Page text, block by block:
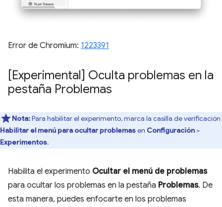
Error de Chromium: 1223391
[Experimental] Oculta problemas en la
pestaña Problemas
Nota:Para habilitar el experimento, marca la casilla de verificación
Habilitar el menú para ocultar problemasen Configuración >
Experimentos.
Habilita el experimento Ocultar el menú de problemas
para ocultar los problemas en la pestaña Problemas. De
esta manera, puedes enfocarte en los problemas